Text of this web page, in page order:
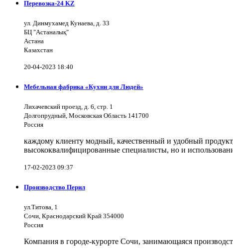
Перевозка-24 KZ
ул. Динмухамед Кунаева, д. 33
БЦ "Астаналық"
Астана
Казахстан
20-04-2023 18:40
Мебельная фабрика «Кухни для Людей»
Лихачевский проезд, д. 6, стр. 1
Долгопрудный, Московская Область 141700
Россия
каждому клиенту модный, качественный и удобный
высококвалифицированные специалисты, но и
17-02-2023 09:37
Производство Перил
ул.Титова, 1
Сочи, Краснодарский Край 354000
Россия
Компания в городе-курорте Сочи, занимающаяся